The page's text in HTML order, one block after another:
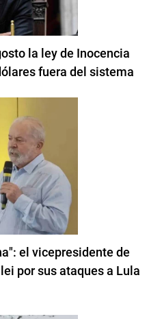
la ley de Inocencia
fuera del sistema
el vicepresidente de
por sus ataques a Lula